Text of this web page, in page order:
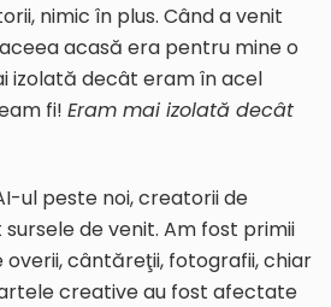
nimic în plus. Când a venit
acasă era pentru mine o
izolată decât eram în acel
fi! Eram mai izolată decât
ul peste noi, creatorii de
de venit. Am fost primii
overii, cântăreţii, fotografii, chiar
creative au fost afectate